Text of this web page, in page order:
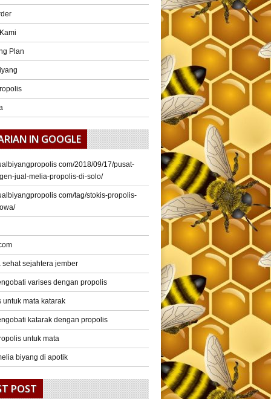
Plan
IN GOOGLE
com/2018/09/17/pusat-
jual-melia-propolis-di-solo/
com/tag/stokis-propolis-
sehat sejahtera jember
varises dengan propolis
untuk mata katarak
katarak dengan propolis
untuk mata
biyang di apotik
POST